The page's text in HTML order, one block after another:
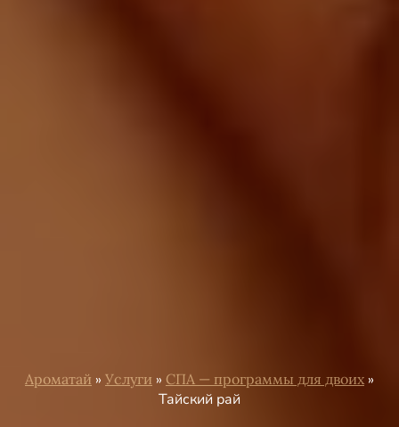
Ароматай » Услуги » СПА — программы для двоих »
Тайский рай